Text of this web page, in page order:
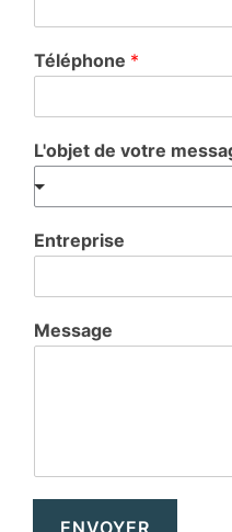
Téléphone *
L'objet de votre
Entreprise
Message